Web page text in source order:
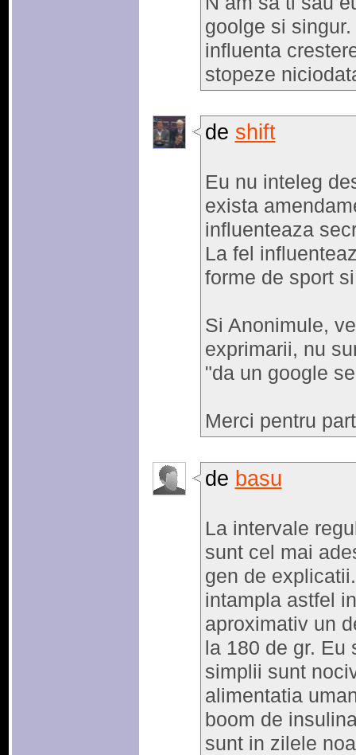
goolge si
influenta
stopeze
de shift
Eu nu inteleg
exista
influenteaza
La fel
forme de sport
Si Anonimule,
exprimarii, nu
"da un google
Merci pentru
de basu
La intervale
sunt cel mai
gen de
intampla astfel
aproximativ un
la 180 de gr. Eu
simplii sunt
alimentatia
boom de
sunt in zilele